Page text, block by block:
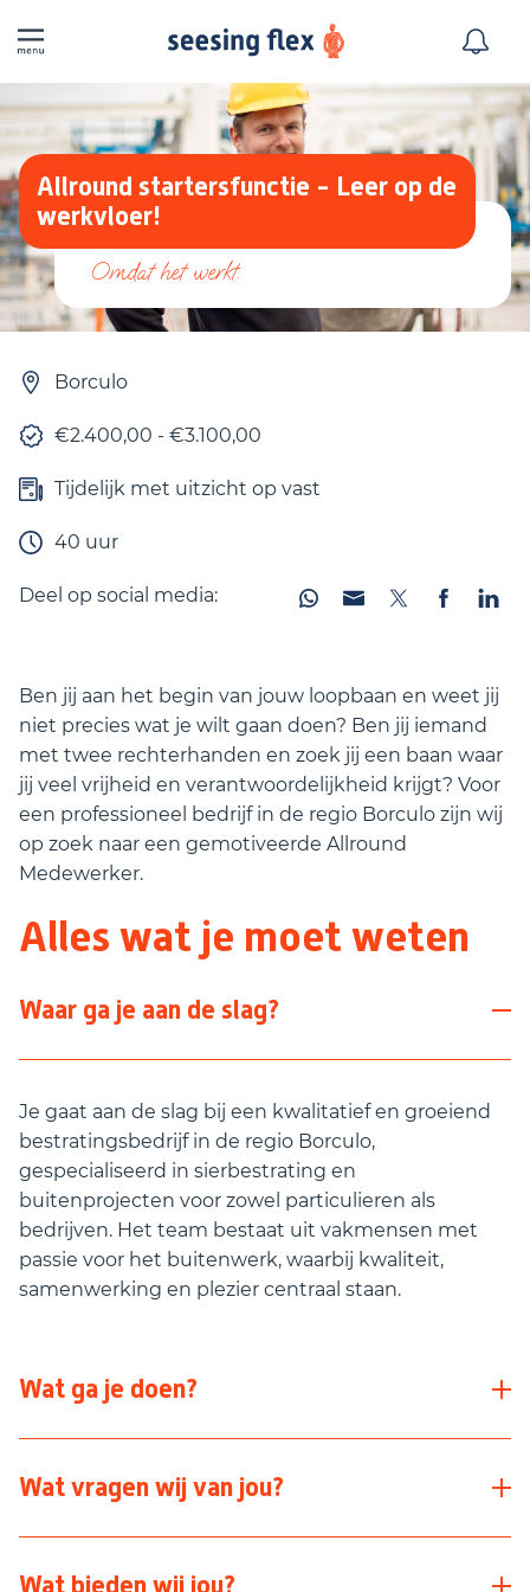
Allround startersfunctie - Leer op de
werkvloer!
Borculo
€2.400,00 - €3.100,00
Tijdelijk met uitzicht op vast
40 uur
Deel op social media:
Ben jij aan het begin van jouw loopbaan en weet jij
niet precies wat je wilt gaan doen? Ben jij iemand
met twee rechterhanden en zoek jij een baan waar
jij veel vrijheid en verantwoordelijkheid krijgt? Voor
een professioneel bedrijf in de regio Borculo zijn wij
op zoek naar een gemotiveerde Allround
Medewerker.
Alles wat je moet weten
Waar ga je aan de slag?
Je gaat aan de slag bij een kwalitatief en groeiend
bestratingsbedrijf in de regio Borculo,
gespecialiseerd in sierbestrating en
buitenprojecten voor zowel particulieren als
bedrijven. Het team bestaat uit vakmensen met
passie voor het buitenwerk, waarbij kwaliteit,
samenwerking en plezier centraal staan.
Wat ga je doen?
Als Allround Medewerker heb je een veelzijdige
functie met uiteenlopende werkzaamheden. Je
ondersteunt het team op verschillende gebieden
Wat vragen wij van jou?
Je vindt het leuk om fysiek bezig te zijn en
Wat bieden wij jou?